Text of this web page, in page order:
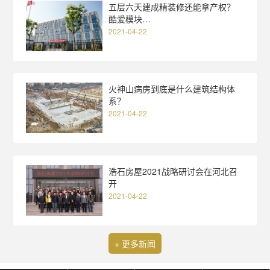
五层六天建成精装修还能拿产权？
酷爱模块…
2021-04-22
火神山病房到底是什么建筑结构体
系？
2021-04-22
浩石房屋2021战略研讨会在河北召
开
2021-04-22
+ 更多新闻